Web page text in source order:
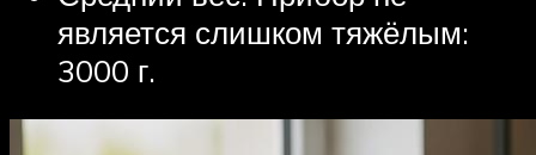
является слишком тяжёлым:
3000 г.